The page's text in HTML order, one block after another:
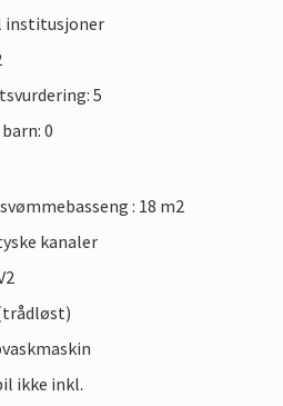
institusjoner
5
0
: 18 m2
kanaler
ikke inkl.